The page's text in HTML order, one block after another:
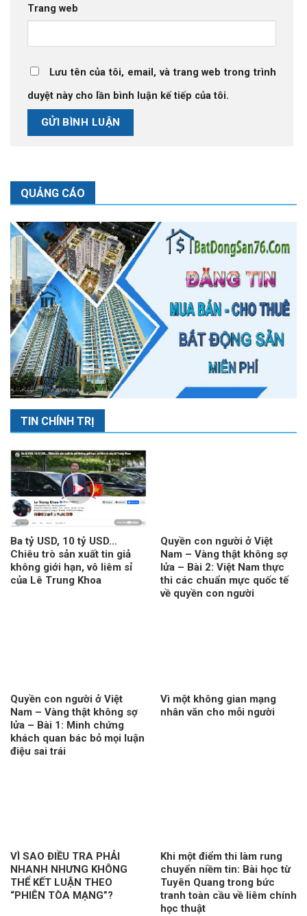
Trang web
Lưu tên của tôi, email, và trang web trong trình
duyệt này cho lần bình luận kế tiếp của tôi.
QUẢNG CÁO
TIN CHÍNH TRỊ
Ba tỷ USD, 10 tỷ USD…
Chiêu trò sản xuất tin giả
không giới hạn, vô liêm sỉ
của Lê Trung Khoa
Quyền con người ở Việt
Nam – Vàng thật không sợ
lửa – Bài 2: Việt Nam thực
thi các chuẩn mực quốc tế
về quyền con người
Quyền con người ở Việt
Nam – Vàng thật không sợ
lửa – Bài 1: Minh chứng
khách quan bác bỏ mọi luận
điệu sai trái
Vì một không gian mạng
nhân văn cho mỗi người
VÌ SAO ĐIỀU TRA PHẢI
NHANH NHƯNG KHÔNG
THỂ KẾT LUẬN THEO
“PHIÊN TÒA MẠNG”?
Khi một điểm thi làm rung
chuyển niềm tin: Bài học từ
Tuyên Quang trong bức
tranh toàn cầu về liêm chính
học thuật